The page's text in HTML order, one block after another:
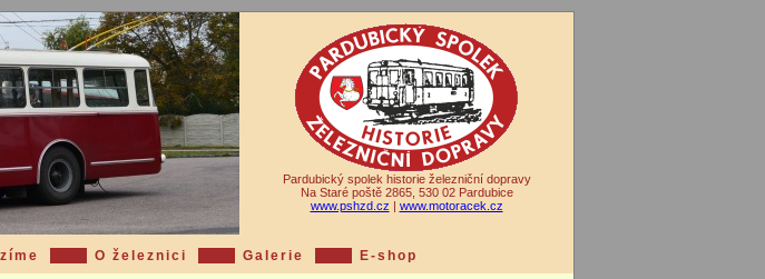
Pardubický spolek historie železniční dopravy
Na Staré poště 2865, 530 02 Pardubice
www.pshzd.cz | www.motoracek.cz
O železnici Galerie E-shop